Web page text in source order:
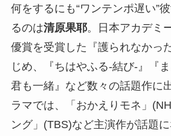
何をするにも“ワンテンポ遅い”
るのは清原果耶。日本アカデミ
優賞を受賞した『護られなかっ
じめ、『ちはやふる-結び-』『
君も一緒』など数々の話題作に
ラマでは、「おかえりモネ」
ング」(TBS)など主演作が話題